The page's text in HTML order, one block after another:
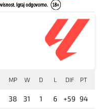
MP W D L DIF PT
38 31 1 6 +59 94